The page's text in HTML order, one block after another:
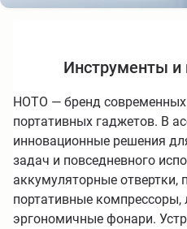
Инструменты и
HOTO — бренд
портативных гаджетов. В
инновационные решения
задач и повседневного
аккумуляторные отвертки,
портативные
эргономичные фонари.